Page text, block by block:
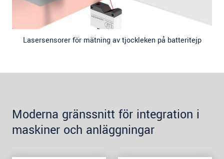
Lasersensorer för mätning av tjockleken på batteritejp
Moderna gränssnitt för integration i
maskiner och anläggningar